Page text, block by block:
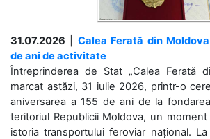
31.07.2026
Calea Ferată din
de ani de activitate
Întreprinderea de Stat „Calea Ferată
marcat astăzi, 31 iulie 2026, printr-o
aniversarea a 155 de ani de la
teritoriul Republicii Moldova, un
istoria transportului feroviar național.